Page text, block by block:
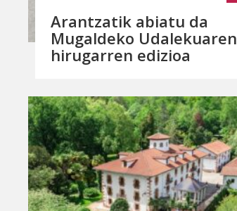
Arantzatik abiatu da
Mugaldeko Udalekuaren
hirugarren edizioa